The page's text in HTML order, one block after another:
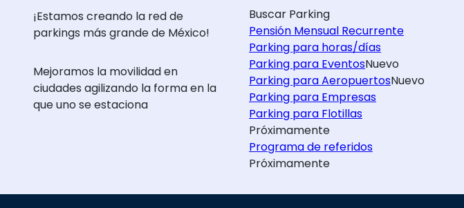
¡Estamos creando la red de
parkings más grande de México!
Mejoramos la movilidad en
ciudades agilizando la forma en la
que uno se estaciona
Buscar Parking
Pensión Mensual Recurrente
Parking para horas/días
Parking para EventosNuevo
Parking para AeropuertosNuevo
Parking para Empresas
Parking para Flotillas
Próximamente
Programa de referidos
Próximamente